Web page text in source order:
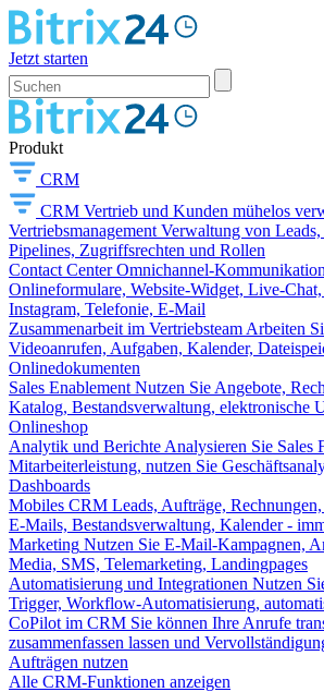
Jetzt starten
Produkt
CRM
CRM Vertrieb und Kunden mühelos
Vertriebsmanagement Verwaltung von
Pipelines, Zugriffsrechten und Rollen
Contact Center Omnichannel-
Onlineformulare, Website-Widget, Live-
Instagram, Telefonie, E-Mail
Zusammenarbeit im Vertriebsteam Arbeiten
Videoanrufen, Aufgaben, Kalender,
Onlinedokumenten
Sales Enablement Nutzen Sie Angebote,
Katalog, Bestandsverwaltung, elektronische
Onlineshop
Analytik und Berichte Analysieren Sie Sales
Mitarbeiterleistung, nutzen Sie
Dashboards
Mobiles CRM Leads, Aufträge,
E-Mails, Bestandsverwaltung, Kalender -
Marketing Nutzen Sie E-Mail-Kampagnen,
Media, SMS, Telemarketing, Landingpages
Automatisierung und Integrationen Nutzen
Trigger, Workflow-Automatisierung,
CoPilot im CRM Sie können Ihre Anrufe
zusammenfassen lassen und
Aufträgen nutzen
Alle CRM-Funktionen anzeigen